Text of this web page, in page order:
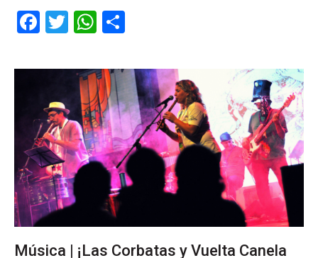
Facebook
TwitterWhatsApp
Música | ¡Las Corbatas y Vuelta Canela